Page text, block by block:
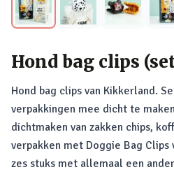
Hond bag clips
Hond bag clips van Kikkerland.
verpakkingen mee dicht te
dichtmaken van zakken chips,
verpakken met Doggie Bag Clips
zes stuks met allemaal een